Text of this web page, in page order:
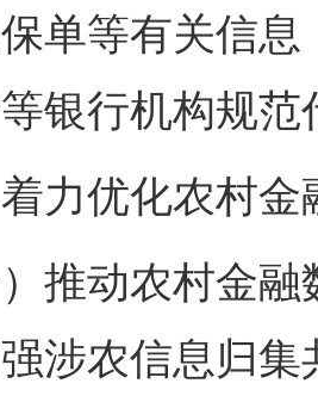
单等有关信
银行机构规
优化农村金
动农村金融
涉农信息归